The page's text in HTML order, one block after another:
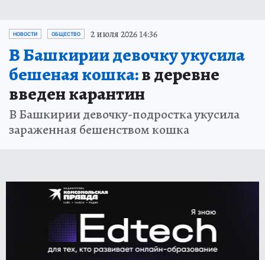
НОВОСТИ ОБЩЕСТВО 2 июля 2026 14:36
В Башкирии девочку укусила
бешеная кошка:в деревне
введен карантин
В Башкирии девочку-подростка укусила
зараженная бешенством кошка